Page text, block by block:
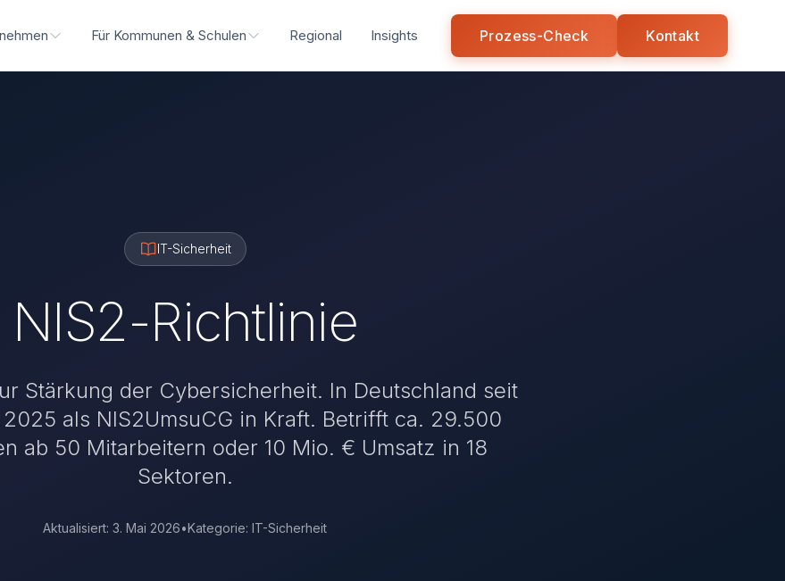
Für Kommunen & Schulen Regional Insights Prozess-Check Kontakt
IT-Sicherheit
NIS2-Richtlinie
Stärkung der Cybersicherheit. In Deutschland seit
als NIS2UmsuCG in Kraft. Betrifft ca. 29.500
ab 50 Mitarbeitern oder 10 Mio. € Umsatz in 18
Sektoren.
Aktualisiert: 3. Mai 2026•Kategorie: IT-Sicherheit